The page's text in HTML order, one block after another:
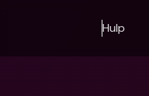
Hulp